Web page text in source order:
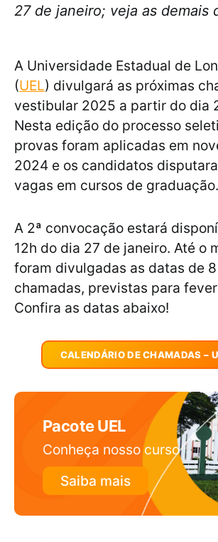
27 de janeiro; veja as demais
A Universidade Estadual de
(UEL) divulgará as próximas
vestibular 2025 a partir do dia
Nesta edição do processo
provas foram aplicadas em
2024 e os candidatos
vagas em cursos de graduação.
A 2ª convocação estará
12h do dia 27 de janeiro. Até o
foram divulgadas as datas de
chamadas, previstas para
Confira as datas abaixo!
CALENDÁRIO DE CHAMADAS –
Pacote UEL
Conheça nosso curso
Saiba mais